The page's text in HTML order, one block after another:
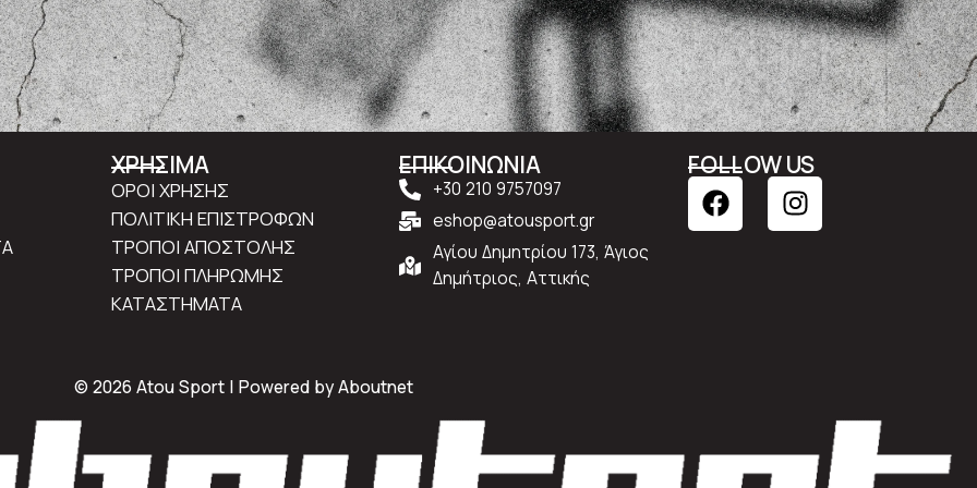
ΧΡΗΣΙΜΑ
ΟΡΟΙ ΧΡΗΣΗΣ
ΠΟΛΙΤΙΚΗ ΕΠΙΣΤΡΟΦΩΝ
ΤΡΟΠΟΙ ΑΠΟΣΤΟΛΗΣ
ΤΡΟΠΟΙ ΠΛΗΡΩΜΗΣ
ΚΑΤΑΣΤΗΜΑΤΑ
ΕΠΙΚΟΙΝΩΝΙΑ
+30 210 9757097
eshop@atousport.gr
Αγίου Δημητρίου 173, Άγιος
Δημήτριος, Αττικής
FOLLOW US
© 2026 Atou Sport | Powered byAboutnet